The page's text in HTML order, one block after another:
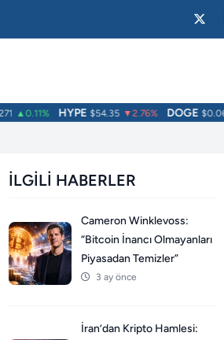
▲0.11% HYPE $54.35 ▼2.76% DOGE $0.0697
İLGILI HABERLER
Cameron Winklevoss:
“Bitcoin İnancı Olmayanları
Piyasadan Temizler”
3 ay önce
İran’dan Kripto Hamlesi: